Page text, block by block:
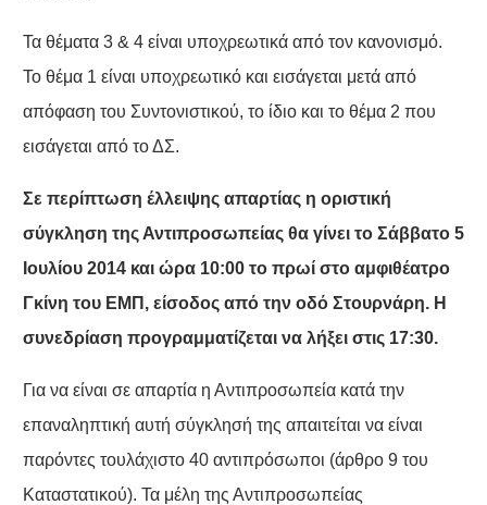
Τα θέματα 3 & 4 είναι υποχρεωτικά από τον κανονισμό.
Το θέμα 1 είναι υποχρεωτικό και εισάγεται μετά από
απόφαση του Συντονιστικού, το ίδιο και το θέμα 2 που
εισάγεται από το ΔΣ.
Σε περίπτωση έλλειψης απαρτίας η οριστική
σύγκληση της Αντιπροσωπείας θα γίνει το Σάββατο 5
Ιουλίου 2014 και ώρα 10:00 το πρωί στο αμφιθέατρο
Γκίνη του ΕΜΠ, είσοδος από την οδό Στουρνάρη. Η
συνεδρίαση προγραμματίζεται να λήξει στις 17:30.
Για να είναι σε απαρτία η Αντιπροσωπεία κατά την
επαναληπτική αυτή σύγκλησή της απαιτείται να είναι
παρόντες τουλάχιστο 40 αντιπρόσωποι (άρθρο 9 του
Καταστατικού). Τα μέλη της Αντιπροσωπείας